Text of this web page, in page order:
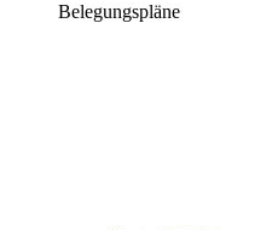
Belegungspläne